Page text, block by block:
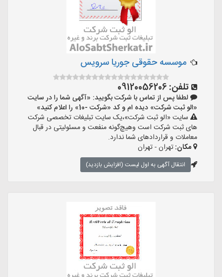
موسسه حقوقی جوریا سرویس
تلفن: 09120056206
لطفا پس از تماس با شرکت بگویید: «آگهی شما را در سایت
«الو ثبت شرکت» دیده ام و کد «شرکت -10» را اعلام کنید»
سایت «الو ثبت شرکت»،یک سایت تبلیغات تخصصی شرکت
های ثبت شرکت است وهیچ‌گونه منفعت و مسئولیتی در قبال
معاملات و قراردادهای شما ندارد.
مکان:تهران - تهران
انتقال آگهی به اول لیست (افزایش بازدید)